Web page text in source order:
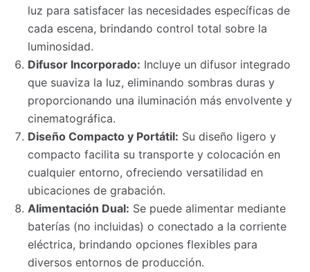
luz para satisfacer las necesidades específicas de
cada escena, brindando control total sobre la
luminosidad.
Difusor Incorporado: Incluye un difusor integrado
que suaviza la luz, eliminando sombras duras y
proporcionando una iluminación más envolvente y
cinematográfica.
Diseño Compacto y Portátil: Su diseño ligero y
compacto facilita su transporte y colocación en
cualquier entorno, ofreciendo versatilidad en
ubicaciones de grabación.
Alimentación Dual: Se puede alimentar mediante
baterías (no incluidas) o conectado a la corriente
eléctrica, brindando opciones flexibles para
diversos entornos de producción.